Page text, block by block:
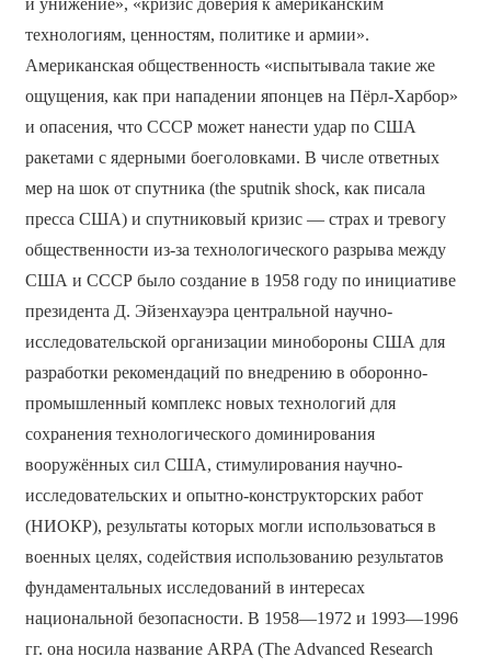
технологиям, ценностям, политике и армии».
Американская общественность «испытывала такие же
ощущения, как при нападении японцев на Пёрл-Харбор»
и опасения, что СССР может нанести удар по США
ракетами с ядерными боеголовками. В числе ответных
мер на шок от спутника (the sputnik shock, как писала
пресса США) и спутниковый кризис — страх и тревогу
общественности из-за технологического разрыва между
США и СССР было создание в 1958 году по инициативе
президента Д. Эйзенхауэра центральной научно-
исследовательской организации минобороны США для
разработки рекомендаций по внедрению в оборонно-
промышленный комплекс новых технологий для
сохранения технологического доминирования
вооружённых сил США, стимулирования научно-
исследовательских и опытно-конструкторских работ
(НИОКР), результаты которых могли использоваться в
военных целях, содействия использованию результатов
фундаментальных исследований в интересах
национальной безопасности. В 1958—1972 и 1993—1996
гг. она носила название ARPA (The Advanced Research